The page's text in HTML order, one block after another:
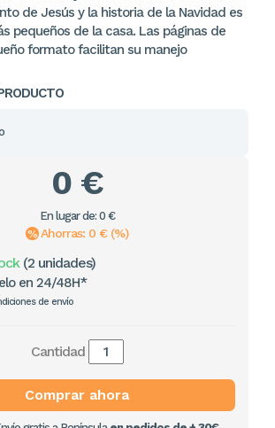
de Jesús y la historia de la Navidad es
pequeños de la casa. Las páginas de
formato facilitan su manejo
0 €
En lugar de: 0 €
Ahorras: 0 € (%)
(2 unidades)
en 24/48H*
de envío
Cantidad
Comprar ahora